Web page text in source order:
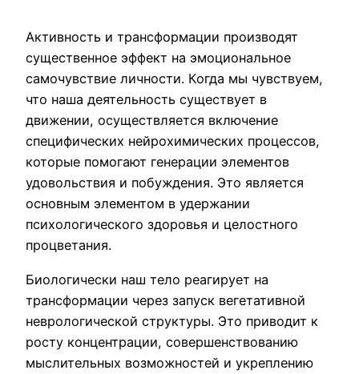
Активность и трансформации производят
существенное эффект на эмоциональное
самочувствие личности. Когда мы чувствуем,
что наша деятельность существует в
движении, осуществляется включение
специфических нейрохимических процессов,
которые помогают генерации элементов
удовольствия и побуждения. Это является
основным элементом в удержании
психологического здоровья и целостного
процветания.
Биологически наш тело реагирует на
трансформации через запуск вегетативной
неврологической структуры. Это приводит к
росту концентрации, совершенствованию
мыслительных возможностей и укреплению